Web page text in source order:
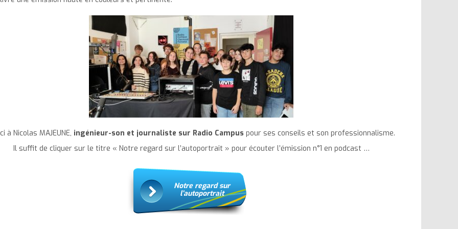
à Nicolas MAJEUNE, ingénieur-son et journaliste sur Radio Campus pour ses conseils et son professionnalisme.
Il suffit de cliquer sur le titre « Notre regard sur l’autoportrait » pour écouter l’émission n°1 en podcast …
Notre regard sur
l’autoportrait